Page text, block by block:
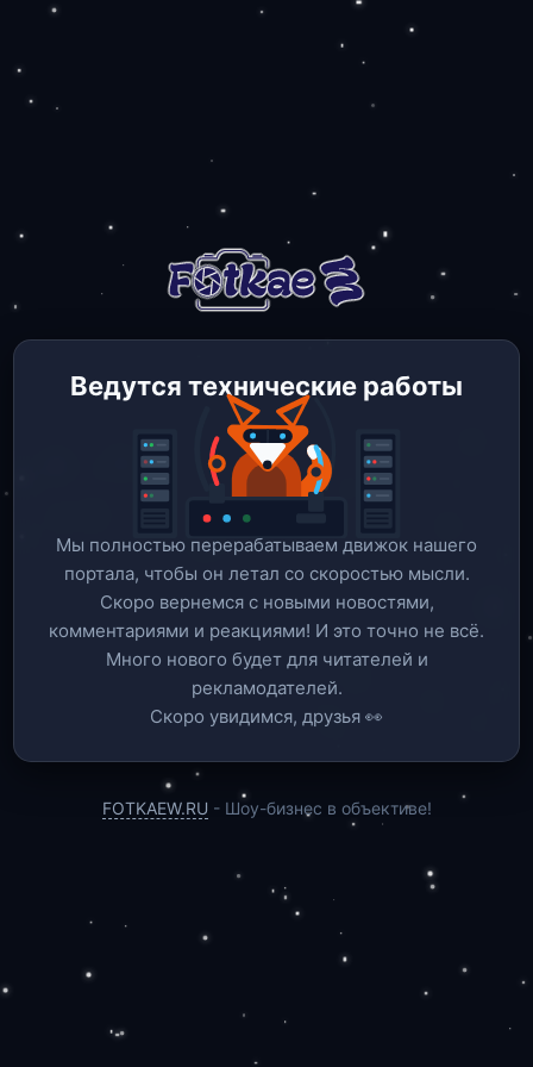
Ведутся технические работы
Мы полностью перерабатываем движок нашего
портала, чтобы он летал со скоростью мысли.
Скоро вернемся c новыми новостями,
комментариями и реакциями! И это точно не всё.
Много нового будет для читателей и
рекламодателей.
Скоро увидимся, друзья 👀
FOTKAEW.RU - Шоу-бизнес в объективе!